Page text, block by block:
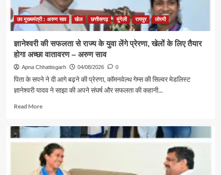
तैयार
करने
उत्कर्ष
मिशन
के
100
करोड़
उप मुख्यमंत्री : अरुण साव खेल छत्तीसगढ़ मुंगेली रायपुर लोरमी
ज्ञानेश्वरी की सफलता से राज्य के युवा लेंगे प्रेरणा, खेलों के लिए तैयार
होगा अच्छा वातावरण – अरुण साव
Apna Chhattisgarh 04/08/2026 0
पिता के सपने ने दी आगे बढ़ने की प्रेरणा, कॉमनवेल्थ गेम्स की सिल्वर मेडलिस्ट
ज्ञानेश्वरी यादव ने साझा की अपने संघर्ष और सफलता की कहानी...
Read MoreRead
ज्ञानेश्वरी
की
सफलता
से
राज्य